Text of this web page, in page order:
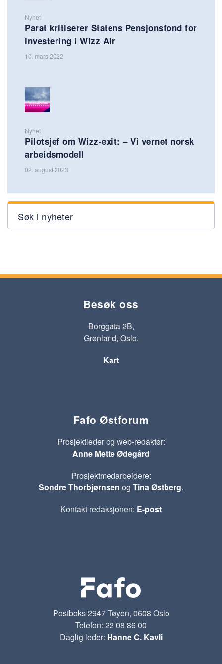
Nyhet
Parat kritiserer Statens Pensjonsfond for
investering i Wizz Air
10. mars 2022
Nyhet
Pilotsjef om Wizz-exit: – Vi vernet norsk
arbeidsmodell
02. august 2023
Søk i nyheter
Besøk oss
Borggata 2B,
Grønland, Oslo.
Kart
Fafo Østforum
Prosjektleder og web-redaktør:
Anne Mette Ødegård
Prosjektmedarbeidere:
Sondre Thorbjørnsen og Tina Østberg.
Kontakt redaksjonen: E-post
Postboks 2947 Tøyen, 0608 Oslo
Telefon: 22 08 86 00
Daglig leder: Hanne C. Kavli